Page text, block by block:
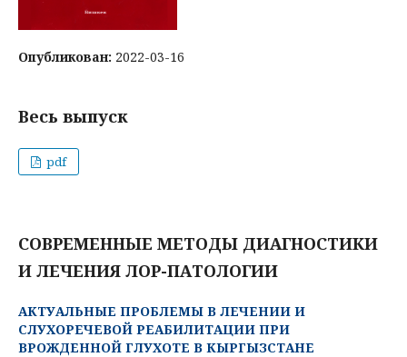
Опубликован: 2022-03-16
Весь выпуск
pdf
СОВРЕМЕННЫЕ МЕТОДЫ ДИАГНОСТИКИ
И ЛЕЧЕНИЯ ЛОР-ПАТОЛОГИИ
АКТУАЛЬНЫЕ ПРОБЛЕМЫ В ЛЕЧЕНИИ И
СЛУХОРЕЧЕВОЙ РЕАБИЛИТАЦИИ ПРИ
ВРОЖДЕННОЙ ГЛУХОТЕ В КЫРГЫЗСТАНЕ